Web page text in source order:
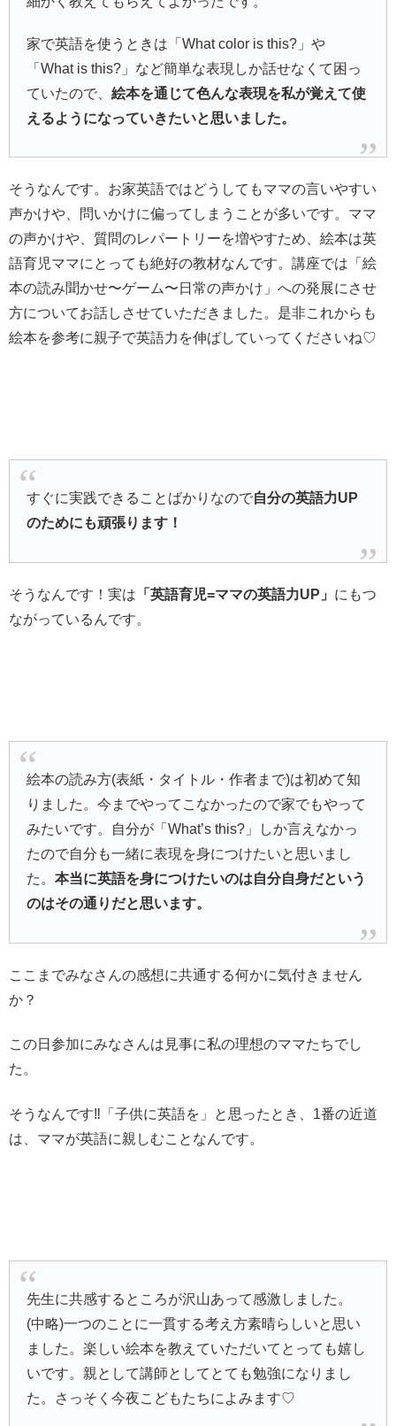
家で英語を使うときは「What color is this?」や
「What is this?」など簡単な表現しか話せなくて困っ
ていたので、絵本を通じて色んな表現を私が覚えて使
えるようになっていきたいと思いました。
そうなんです。お家英語ではどうしてもママの言いやすい
声かけや、問いかけに偏ってしまうことが多いです。ママ
の声かけや、質問のレパートリーを増やすため、絵本は英
語育児ママにとっても絶好の教材なんです。講座では「絵
本の読み聞かせ〜ゲーム〜日常の声かけ」への発展にさせ
方についてお話しさせていただきました。是非これからも
絵本を参考に親子で英語力を伸ばしていってくださいね♡
すぐに実践できることばかりなので自分の英語力UP
のためにも頑張ります！
そうなんです！実は 「英語育児=ママの英語力UP」 にもつ
ながっているんです。
絵本の読み方(表紙・タイトル・作者まで)は初めて知
りました。今までやってこなかったので家でもやって
みたいです。自分が「What’s this?」しか言えなかっ
たので自分も一緒に表現を身につけたいと思いまし
た。本当に英語を身につけたいのは自分自身だという
のはその通りだと思います。
ここまでみなさんの感想に共通する何かに気付きません
か？
この日参加にみなさんは見事に私の理想のママたちでし
た。
そうなんです‼️「子供に英語を」と思ったとき、1番の近道
は、ママが英語に親しむことなんです。
先生に共感するところが沢山あって感激しました。
(中略)一つのことに一貫する考え方素晴らしいと思い
ました。楽しい絵本を教えていただいてとっても嬉し
いです。親として講師としてとても勉強になりまし
た。さっそく今夜こどもたちによみます♡